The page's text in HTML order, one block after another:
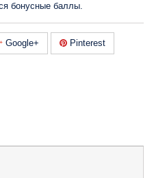
бонусные баллы.
Google+ Pinterest